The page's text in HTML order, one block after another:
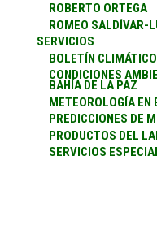
ROBERTO ORTEGA
ROMEO SALDÍVAR-
SERVICIOS
BOLETÍN
CONDICIONES
BAHÍA DE LA PAZ
METEOROLOGÍA EN
PREDICCIONES DE
PRODUCTOS DEL
SERVICIOS